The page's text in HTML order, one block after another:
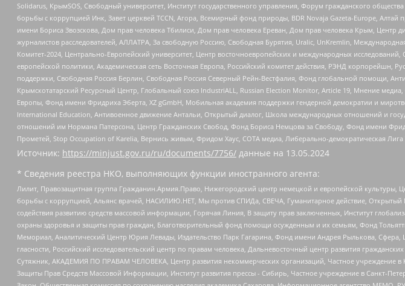
Solidarus, КрымSOS, Свободный университет, Институт государственного управления, Форум гражданского
борьбы с коррупцией Инк, Завет церквей TCCN, Агора, Всемирный фонд природы, BDR Novaja Gazeta-Europe,
имени Бориса Звозскова, Дом прав человека Тбилиси, Дом прав человека Ереван, Дом прав человека Крым, Центр
журналистов расследователей, АЛЛАТРА, За свободную Россию, Свободная Бурятия, Uralic, UnKremlin,
Комитет-2024, Центрально-Европейский университет, Центр восточноевропейских и международных
европейской политики, Академическая сеть Восточная Европа, Российский комитет действия, РЭНД корпорейшн,
поддержки, Свободная Россия Берлин, Свободная Россия Северный Рейн-Вестфалия, Фонд глобальной помощи,
Крымскотатарский Ресурсный Центр, Глобальный союз IndustriALL, Russian Election Monitor, Article 19, Мнение
Европы, Фонд имени Фридриха Эберта, XZ gGmbH, Мобильная академия поддержки гендерной демократии и
International Education, Антивоенное движение Антальи, Открытый диалог, Школа международных отношений и
отношений им Нормана Патерсона, Центр Гражданских Свобод, Фонд Бориса Немцова за Свободу, Фонд имени
Прометей, Stop Occupation of Karelia, Вернись живым, Фридом Хаус, СОТА медиа, Либерально-демократическая
Источник: https://minjust.gov.ru/ru/documents/7756/ данные на 13.05.2024
* Сведения реестра НКО, выполняющих функции иностранного агента:
Лилит, Правозащитная группа Гражданин.Армия.Право, Нижегородский центр немецкой и европейской
борьбы с коррупцией, Альянс врачей, НАСИЛИЮ.НЕТ, Мы против СПИДа, СВЕЧА, Гуманитарное действие, Открытый
содействия развитию средств массовой информации, Горячая Линия, В защиту прав заключенных, Институт
охраны здоровья и защиты прав граждан, Благотворительный фонд помощи осужденным и их семьям, Фонд
Мемориал, Аналитический Центр Юрия Левады, Издательство Парк Гагарина, Фонд имени Андрея Рылькова,
гласности, Российский исследовательский центр по правам человека, Дальневосточный центр развития
Сутяжник, АКАДЕМИЯ ПО ПРАВАМ ЧЕЛОВЕКА, Центр развития некоммерческих организаций, Частное учреждение в
Защиты Прав Средств Массовой Информации, Институт развития прессы - Сибирь, Частное учреждение в Санкт-